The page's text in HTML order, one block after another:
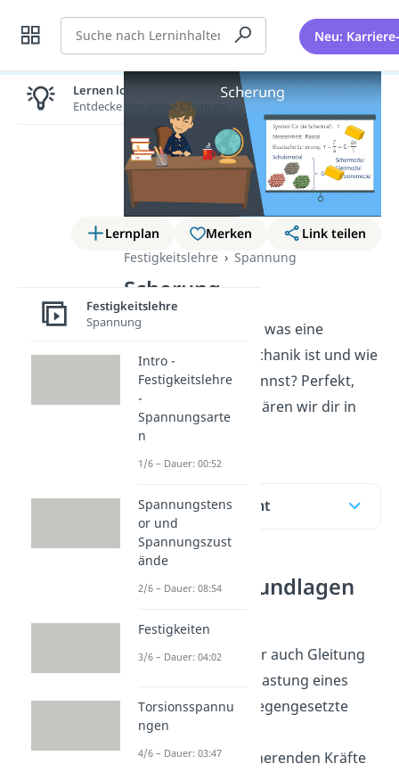
Suche Neu:
Lernplan Merken
Link teilen
Festigkeitslehre
Spannung
Scherung
Du möchtest wissen was eine
Scherung in der Mechanik ist und wie
du sie berechnen kannst? Perfekt,
denn genau das erklären wir dir in
diesem Artikel.
Inhaltsübersicht
Scherung, Grundlagen
Unter Scherung oder auch Gleitung
versteht man die Belastung eines
Körpers durch entgegengesetzte
parallele Kräfte.
Dabei wirken die scherenden Kräfte
Lernen lohnt sich!
Entdecke hier deine Chancen.
Festigkeitslehre
Spannung
Intro -
Festigkeitslehre
-
Spannungsarte
n
1/6 – Dauer: 00:52
Spannungstens
or und
Spannungszust
ände
2/6 – Dauer: 08:54
Festigkeiten
3/6 – Dauer: 04:02
Torsionsspannu
ngen
4/6 – Dauer: 03:47